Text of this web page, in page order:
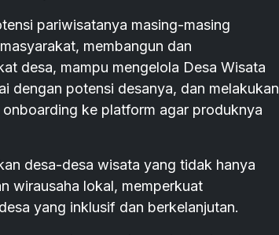
pariwisatanya masing-masing
membangun dan
desa, mampu mengelola Desa Wisata
dengan potensi desanya, dan melakukan
ke platform agar produknya
desa-desa wisata yang tidak hanya
wirausaha lokal, memperkuat
yang inklusif dan berkelanjutan.